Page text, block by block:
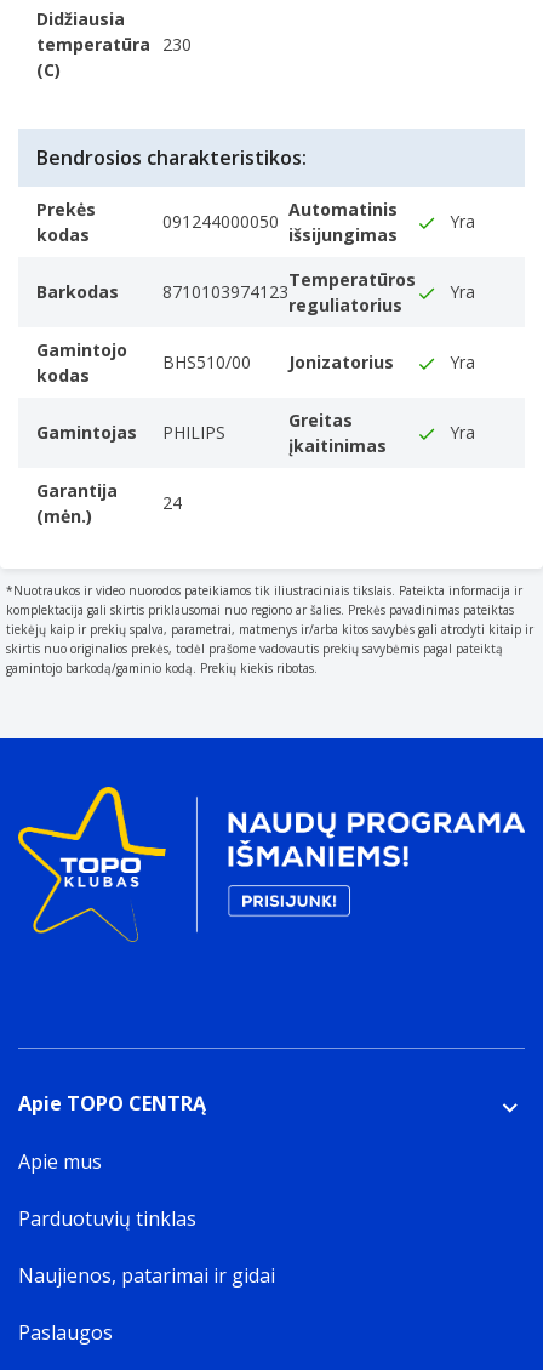
Didžiausia
temperatūra
(C)
230
Bendrosios charakteristikos:
Prekės
kodas
091244000050
Automatinis
išsijungimas
Yra
Barkodas 8710103974123
Temperatūros
reguliatorius
Yra
Gamintojo
kodas
BHS510/00 Jonizatorius Yra
Gamintojas PHILIPS
Greitas
įkaitinimas
Yra
Garantija
(mėn.)
24
*Nuotraukos ir video nuorodos pateikiamos tik iliustraciniais tikslais. Pateikta informacija ir
komplektacija gali skirtis priklausomai nuo regiono ar šalies. Prekės pavadinimas pateiktas
tiekėjų kaip ir prekių spalva, parametrai, matmenys ir/arba kitos savybės gali atrodyti kitaip ir
skirtis nuo originalios prekės, todėl prašome vadovautis prekių savybėmis pagal pateiktą
gamintojo barkodą/gaminio kodą. Prekių kiekis ribotas.
Apie TOPO CENTRĄ
Apie mus
Parduotuvių tinklas
Naujienos, patarimai ir gidai
Paslaugos